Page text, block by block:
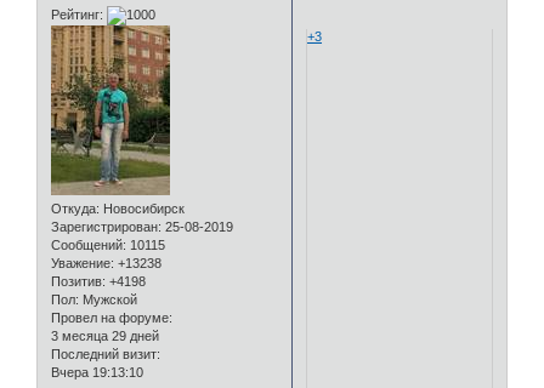
Рейтинг:
Откуда: Новосибирск
Зарегистрирован: 25-08-2019
Сообщений: 10115
Уважение: +13238
Позитив: +4198
Пол: Мужской
Провел на форуме:
3 месяца 29 дней
Последний визит:
Вчера 19:13:10
+3